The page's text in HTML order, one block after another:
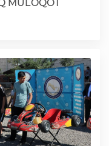
MULOQOT